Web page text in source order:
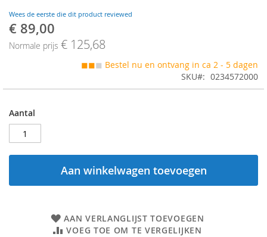
Wees de eerste die dit product reviewed
Speciale
€ 89,00
Normale prijs € 125,68
◼◼◼ Bestel nu en ontvang in ca 2 - 5 dagen
SKU
0234572000
Aantal
Aan winkelwagen toevoegen
AAN VERLANGLIJST TOEVOEGEN
VOEG TOE OM TE VERGELIJKEN